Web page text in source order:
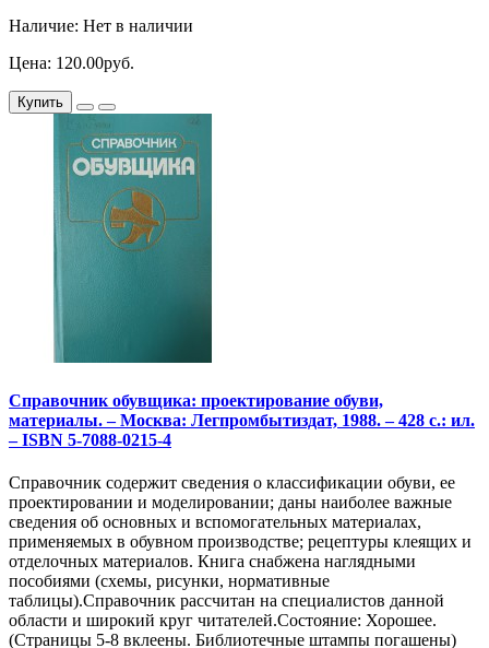
Наличие: Нет в наличии
Цена: 120.00руб.
Купить
Справочник обувщика: проектирование обуви,
материалы. – Москва: Легпромбытиздат, 1988. – 428 с.: ил.
– ISBN 5-7088-0215-4
Справочник содержит сведения о классификации обуви, ее
проектировании и моделировании; даны наиболее важные
сведения об основных и вспомогательных материалах,
применяемых в обувном производстве; рецептуры клеящих и
отделочных материалов. Книга снабжена наглядными
пособиями (схемы, рисунки, нормативные
таблицы).Справочник рассчитан на специалистов данной
области и широкий круг читателей.Состояние: Хорошее.
(Страницы 5-8 вклеены. Библиотечные штампы погашены)